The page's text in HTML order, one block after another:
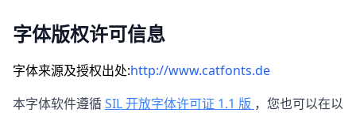
字体版权许可信息
字体来源及授权出处:http://www.catfonts.de
本字体软件遵循SIL 开放字体许可证 1.1 版 ，您也可以在以